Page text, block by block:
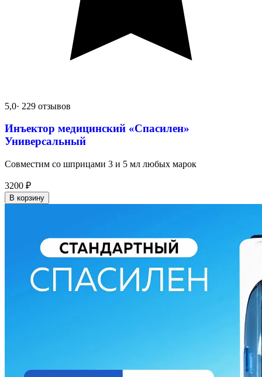
5,0· 229 отзывов
Инъектор медицинский «Спасилен»
Универсальный
Совместим со шприцами 3 и 5 мл любых марок
3200 ₽
В корзину